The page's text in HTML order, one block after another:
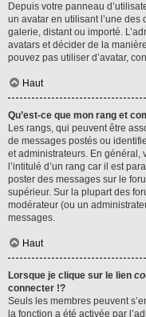
Depuis votre panneau
un avatar en utilisant l’une des
galerie, distant ou importé.
avatars et décider de la
pouvez pas utiliser d’avatar,
Haut
Qu’est-ce que mon rang et
Les rangs, qui peuvent être
de messages postés ou
et administrateurs. En général,
l’intitulé d’un rang car il est
poster des messages sur le
supérieur. Sur la plupart des
modérateur (ou un
messages.
Haut
Lorsque je clique sur le lien
connecter !?
Seuls les membres peuvent
la fonction a été activée par